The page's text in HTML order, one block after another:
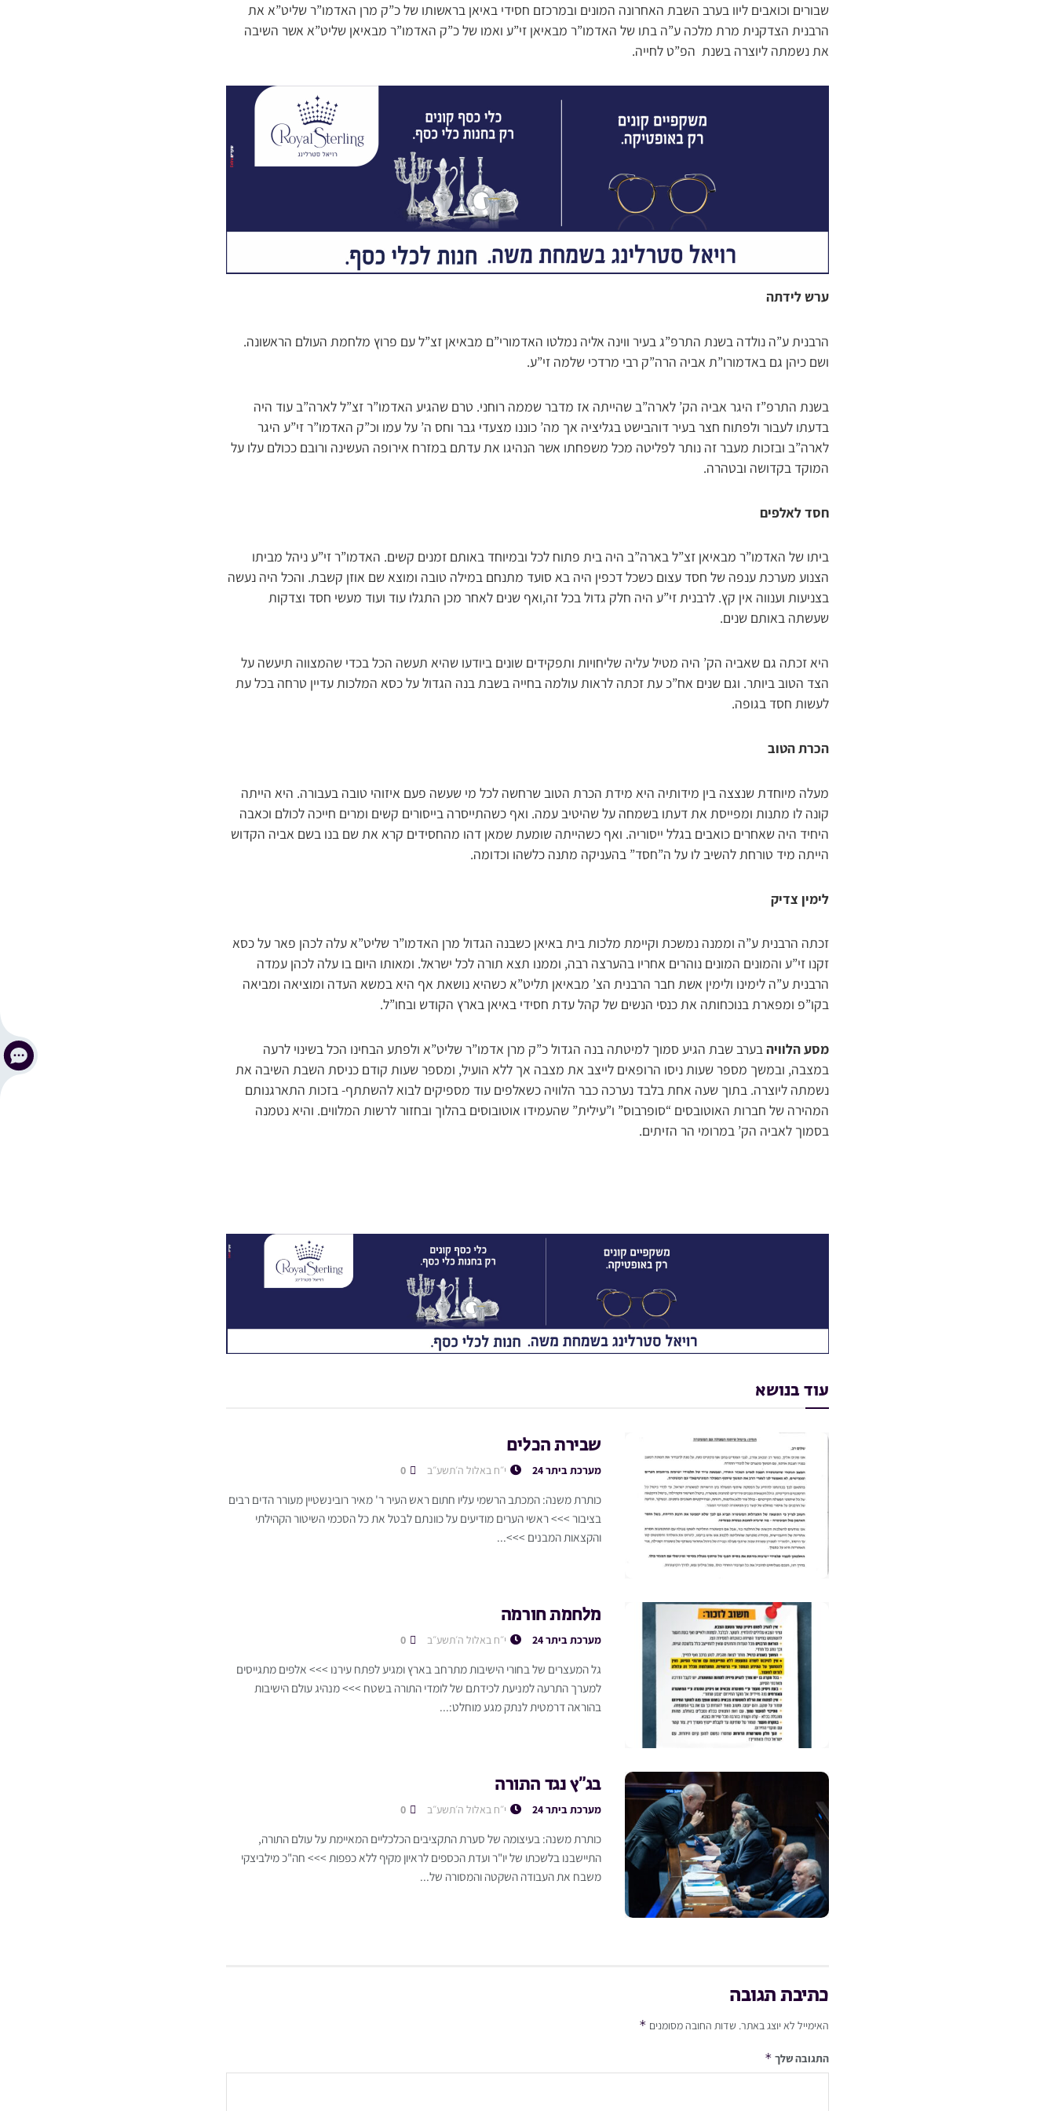
שבורים וכואבים ליוו בערב השבת האחרונה המונים ובמרכזם חסידי באיאן בראשותו של כ”ק מרן האדמו”ר שליט”א את
הרבנית הצדקנית מרת מלכה ע”ה בתו של האדמו”ר מבאיאן זי”ע ואמו של כ”ק האדמו”ר מבאיאן שליט”א אשר השיבה
את נשמתה ליוצרה בשנת הפ”ט לחייה.
ערש לידתה
הרבנית ע”ה נולדה בשנת התרפ”ג בעיר ווינה אליה נמלטו האדמורי”ם מבאיאן זצ”ל עם פרוץ מלחמת העולם הראשונה.
ושם כיהן גם באדמורו”ת אביה הרה”ק רבי מרדכי שלמה זי”ע.
בשנת התרפ”ז היגר אביה הק’ לארה”ב שהייתה אז מדבר שממה רוחני. טרם שהגיע האדמו”ר זצ”ל לארה”ב עוד היה
בדעתו לעבור ולפתוח חצר בעיר דוהבישט בגליציה אך מה’ כוננו מצעדי גבר וחס ה’ על עמו וכ”ק האדמו”ר זי”ע היגר
לארה”ב ובזכות מעבר זה נותר לפליטה מכל משפחתו אשר הנהיגו את עדתם במזרח אירופה העשינה ורובם ככולם עלו על
המוקד בקדושה ובטהרה.
חסד לאלפים
ביתו של האדמו”ר מבאיאן זצ”ל בארה”ב היה בית פתוח לכל ובמיוחד באותם זמנים קשים. האדמו”ר זי”ע ניהל מביתו
הצנוע מערכת ענפה של חסד עצום כשכל דכפין היה בא סועד מתנחם במילה טובה ומוצא שם אוזן קשבת. והכל היה נעשה
בצניעות וענווה אין קץ. לרבנית זי”ע היה חלק גדול בכל זה,ואף שנים לאחר מכן התגלו עוד ועוד מעשי חסד וצדקות
שעשתה באותם שנים.
היא זכתה גם שאביה הק’ היה מטיל עליה שליחויות ותפקידים שונים ביודעו שהיא תעשה הכל בכדי שהמצווה תיעשה על
הצד הטוב ביותר. וגם שנים אח”כ עת זכתה לראות עולמה בחייה בשבת בנה הגדול על כסא המלכות עדיין טרחה בכל עת
לעשות חסד בגופה.
הכרת הטוב
מעלה מיוחדת שנצצה בין מידותיה היא מידת הכרת הטוב שרחשה לכל מי שעשה פעם איזוהי טובה בעבורה. היא הייתה
קונה לו מתנות ומפייסת את דעתו בשמחה על שהיטיב עמה. ואף כשהתייסרה בייסורים קשים ומרים חייכה לכולם וכאבה
היחיד היה שאחרים כואבים בגלל ייסוריה. ואף כשהייתה שומעת שמאן דהו מהחסידים קרא את שם בנו בשם אביה הקדוש
הייתה מיד טורחת להשיב לו על ה”חסד” בהעניקה מתנה כלשהו וכדומה.
לימין צדיק
זכתה הרבנית ע”ה וממנה נמשכת וקיימת מלכות בית באיאן כשבנה הגדול מרן האדמו”ר שליט”א עלה לכהן פאר על כסא
זקנו זי”ע והמונים המונים נוהרים אחריו בהערצה רבה, וממנו תצא תורה לכל ישראל. ומאותו היום בו עלה לכהן עמדה
הרבנית ע”ה לימינו ולימין אשת חבר הרבנית הצ’ מבאיאן תליט”א כשהיא נושאת אף היא במשא העדה ומוציאה ומביאה
בקו”פ ומפארת בנוכחותה את כנסי הנשים של קהל עדת חסידי באיאן בארץ הקודש ובחו”ל.
מסע הלוויהבערב שבת הגיע סמוך למיטתה בנה הגדול כ”ק מרן אדמו”ר שליט”א ולפתע הבחינו הכל בשינוי לרעה
במצבה, ובמשך מספר שעות ניסו הרופאים לייצב את מצבה אך ללא הועיל, ומספר שעות קודם כניסת השבת השיבה את
נשמתה ליוצרה. בתוך שעה אחת בלבד נערכה כבר הלוויה כשאלפים עוד מספיקים לבוא להשתתף- בזכות התארגנותם
המהירה של חברות האוטובסים “סופרבוס” ו”עילית” שהעמידו אוטובוסים בהלוך ובחזור לרשות המלווים. והיא נטמנה
בסמוך לאביה הק’ במרומי הר הזיתים.
עוד בנושא
שבירת הכלים
מערכת ביתר 24 י״ח באלול ה׳תשע״ב
כותרת משנה: המכתב הרשמי עליו חתום ראש העיר ר' מאיר רובינשטיין מעורר הדים רבים
בציבור >>> ראשי הערים מודיעים על כוונתם לבטל את כל הסכמי השיטור הקהילתי
והקצאות המבנים >>>...
מלחמת חורמה
מערכת ביתר 24 י״ח באלול ה׳תשע״ב
גל המעצרים של בחורי הישיבות מתרחב בארץ ומגיע לפתח עירנו >>> אלפים מתגייסים
למערך התרעה למניעת לכידתם של לומדי התורה בשטח >>> מנהיג עולם הישיבות
בהוראה דרמטית לנתק מגע מוחלט:...
בג”ץ נגד התורה
מערכת ביתר 24 י״ח באלול ה׳תשע״ב
כותרת משנה: בעיצומה של סערת התקציבים הכלכליים המאיימת על עולם התורה,
התיישבנו בלשכתו של יו"ר ועדת הכספים לראיון מקיף ללא כפפות >>> חה"כ מילביצקי
משבח את העבודה השקטה והמסורה של...
כתיבת תגובה
האימייל לא יוצג באתר. שדות החובה מסומנים *
התגובה שלך *